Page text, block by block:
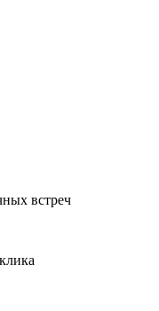
встреч